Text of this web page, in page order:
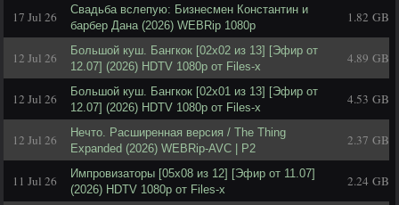
17 Jul 26
Свадьба вслепую: Бизнесмен Константин и
барбер Дана (2026) WEBRip 1080p
1.82 GB
12 Jul 26
Большой куш. Бангкок [02x02 из 13] [Эфир от
12.07] (2026) HDTV 1080р от Files-x
4.89 GB
12 Jul 26
Большой куш. Бангкок [02x01 из 13] [Эфир от
12.07] (2026) HDTV 1080р от Files-x
4.53 GB
12 Jul 26
Нечто. Расширенная версия / The Thing
Expanded (2026) WEBRip-AVC | P2
2.37 GB
11 Jul 26
Импровизаторы [05x08 из 12] [Эфир от 11.07]
(2026) HDTV 1080р от Files-x
2.24 GB